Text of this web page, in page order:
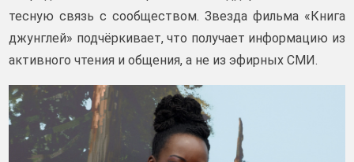
тесную связь с сообществом. Звезда фильма «Книга
джунглей» подчёркивает, что получает информацию из
активного чтения и общения, а не из эфирных СМИ.